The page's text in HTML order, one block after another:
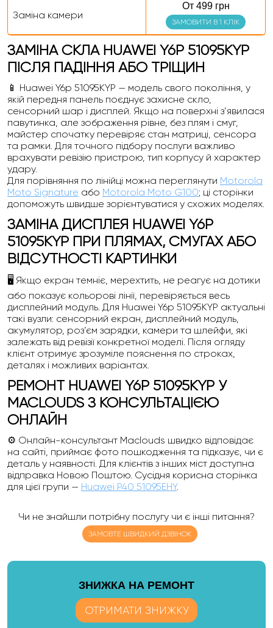
Заміна камери
От 499 грн
ЗАМОВИТИ В 1 КЛІК
ЗАМІНА СКЛА HUAWEI Y6P 51095KYP
ПІСЛЯ ПАДІННЯ АБО ТРІЩИН
📱 Huawei Y6p 51095KYP — модель свого покоління, у
якій передня панель поєднує захисне скло,
сенсорний шар і дисплей. Якщо на поверхні з’явилася
павутинка, але зображення рівне, без плям і смуг,
майстер спочатку перевіряє стан матриці, сенсора
та рамки. Для точного підбору послуги важливо
врахувати ревізію пристрою, тип корпусу й характер
удару.
Для порівняння по лінійці можна переглянути Motorola
Moto Signature або Motorola Moto G100; ці сторінки
допоможуть швидше зорієнтуватися у схожих моделях.
ЗАМІНА ДИСПЛЕЯ HUAWEI Y6P
51095KYP ПРИ ПЛЯМАХ, СМУГАХ АБО
ВІДСУТНОСТІ КАРТИНКИ
🖥️ Якщо екран темніє, мерехтить, не реагує на дотики
або показує кольорові лінії, перевіряється весь
дисплейний модуль. Для Huawei Y6p 51095KYP актуальні
такі вузли: сенсорний екран, дисплейний модуль,
акумулятор, роз’єм зарядки, камери та шлейфи, які
залежать від ревізії конкретної моделі. Після огляду
клієнт отримує зрозуміле пояснення по строках,
деталях і можливих варіантах.
РЕМОНТ HUAWEI Y6P 51095KYP У
MACLOUDS З КОНСУЛЬТАЦІЄЮ
ОНЛАЙН
⚙️ Онлайн-консультант Maclouds швидко відповідає
на сайті, приймає фото пошкодження та підказує, чи є
деталь у наявності. Для клієнтів з інших міст доступна
відправка Новою Поштою. Сусідня корисна сторінка
для цієї групи — Huawei P40 51095EHY.
Чи не знайшли потрібну послугу чи є інші питання?
ЗАМОВТЕ ШВИДКИЙ ДЗВІНОК
ЗНИЖКА НА РЕМОНТ
ОТРИМАТИ ЗНИЖКУ